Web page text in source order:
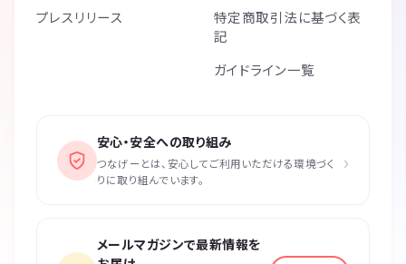
プレスリリース
特定商取引法に基づく表
記
ガイドライン一覧
安心・安全への取り組み
つなげーとは、安心してご利用いただける環境づく
りに取り組んでいます。
›
メールマガジンで最新情報を